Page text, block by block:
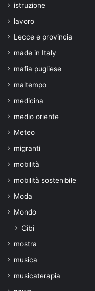
istruzione
lavoro
Lecce e provincia
made in Italy
mafia pugliese
maltempo
medicina
medio oriente
Meteo
migranti
mobilità
mobilità sostenibile
Moda
Mondo
Cibi
mostra
musica
musicaterapia